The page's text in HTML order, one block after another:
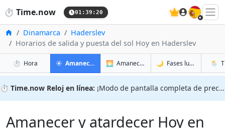
⏱️ Time.now 01:39:21 🇪🇸
InicioDinamarca
Haderslev
Horarios de salida y puesta del sol Hoy en Haderslev
⏱️ Horaen Haderslev
☀️ Amanecer y atardecer en Haderslev
🌅 Amanecer y atardecer mañana en
🌙 Fases lunares en
🌦️
⏱️ Time.now Reloj en línea: ¡Modo de pantalla completa de precisión!
Amanecer y atardecer Hoy en